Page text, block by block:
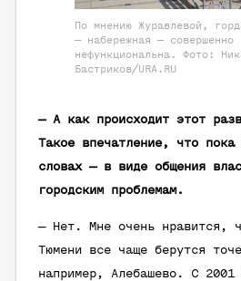
По мнению Журавлевой,
— набережная — совершенно
нефункциональна. Фото:
Бастриков/URA.RU
— А как происходит этот
Такое впечатление, что
словах — в виде общения
городским проблемам.
— Нет. Мне очень нравится,
Тюмени все чаще берутся
например, Алебашево. С 2001